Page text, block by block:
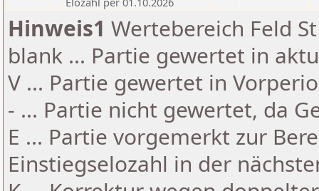
Hinweis1 Wertebereich Feld
blank ... Partie gewertet in
V ... Partie gewertet in
- ... Partie nicht gewertet, da
E ... Partie vorgemerkt zur
Einstiegselozahl in der